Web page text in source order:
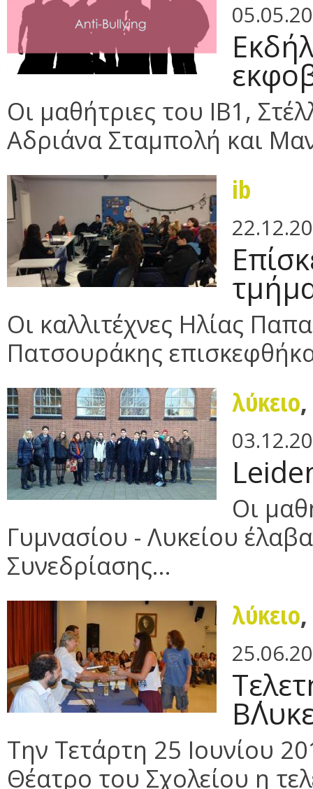
Οι μαθήτριες του ΙΒ1,
Αδριάνα Σταμπολή και
ib
Οι καλλιτέχνες Ηλίας
Πατσουράκης
λύκειο,
Οι
Γυμνασίου - Λυκείου
Συνεδρίασης...
λύκειο,
Την Τετάρτη 25 Ιουνίου
Θέατρο του Σχολείου η